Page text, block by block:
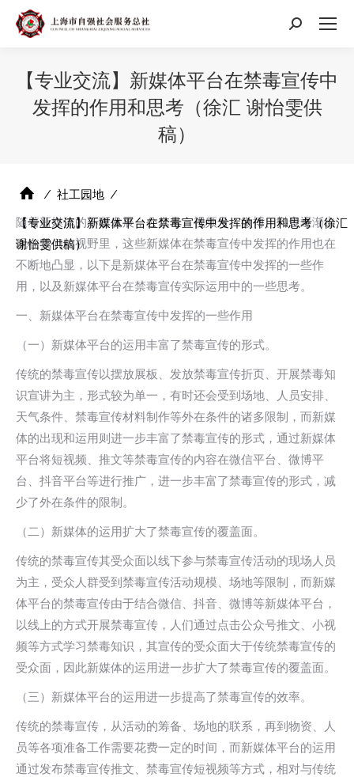
搜
【专业交流】新媒体平台在禁毒宣传中
发挥的作用和思考（徐汇 谢怡雯供
稿）
⁄ 社工园地 ⁄
【专业交流】新媒体平台在禁毒宣传中发挥的作用和思考（徐汇
谢怡雯供稿）
随着新媒体的不断发展，公众号、视频号、微博、抖音逐渐出
现在我们的视野里，这些新媒体在禁毒宣传中发挥的作用也在
不断地凸显，以下是新媒体平台在禁毒宣传中发挥的一些作
用，以及新媒体平台在禁毒宣传实际运用中的一些思考。
一、新媒体平台在禁毒宣传中发挥的一些作用
（一）新媒体平台的运用丰富了禁毒宣传的形式。
传统的禁毒宣传以摆放展板、发放禁毒宣传折页、开展禁毒知
识宣讲为主，形式较为单一，有时还会受到场地、人员安排、
天气条件、禁毒宣传材料制作等外在条件的诸多限制，而新媒
体的出现和运用则进一步丰富了禁毒宣传的形式，通过新媒体
平台将短视频、推文等禁毒宣传的内容在微信平台、微博平
台、抖音平台等进行推广，进一步丰富了禁毒宣传的形式，减
少了外在条件的限制。
（二）新媒体的运用扩大了禁毒宣传的覆盖面。
传统的禁毒宣传其受众面以线下参与禁毒宣传活动的现场人员
为主，受众人群受到禁毒宣传活动规模、场地等限制，而新媒
体平台的禁毒宣传由于结合微信、抖音、微博等新媒体平台，
以线上的方式开展禁毒宣传，人们通过点击公众号推文、小视
频等方式学习禁毒知识，其宣传的受众面大于传统禁毒宣传的
受众面，因此新媒体的运用进一步扩大了禁毒宣传的覆盖面。
（三）新媒体平台的运用进一步提高了禁毒宣传的效率。
传统的禁毒宣传，从活动的筹备、场地的联系，再到物资、人
员等各项准备工作需要花费一定的时间，而新媒体平台的运用
通过发布禁毒宣传推文、禁毒宣传短视频等方式，相对与传统